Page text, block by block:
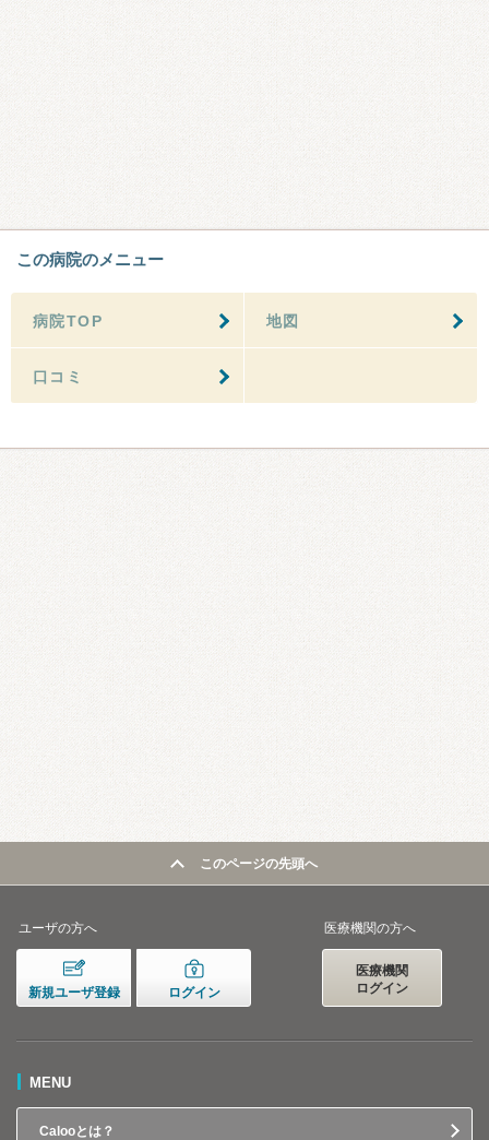
この病院のメニュー
病院TOP 地図
口コミ
このページの先頭へ
ユーザの方へ
新規ユーザ登録 ログイン
医療機関の方へ
医療機関
ログイン
MENU
Calooとは？